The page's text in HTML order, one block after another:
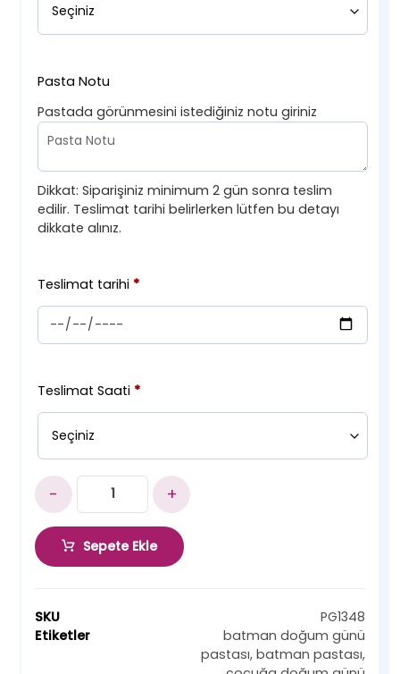
Pasta Notu
Pastada görünmesini istediğiniz notu giriniz
Dikkat: Siparişiniz minimum 2 gün sonra teslim
edilir. Teslimat tarihi belirlerken lütfen bu detayı
dikkate alınız.
Teslimat tarihi *
Teslimat Saati *
- +
Sepete Ekle
SKU
PG1348
Etiketler
batman doğum günü
pastası, batman pastası,